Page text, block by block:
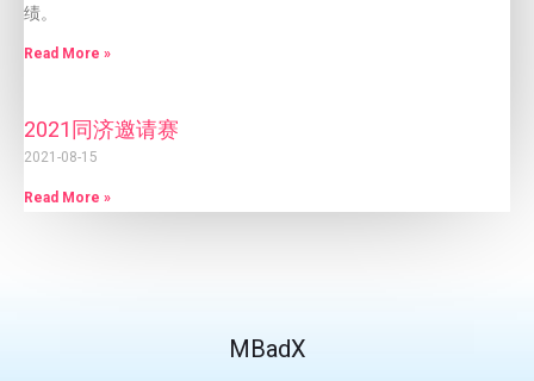
绩。
Read More »
2021同济邀请赛
2021-08-15
Read More »
MBadX